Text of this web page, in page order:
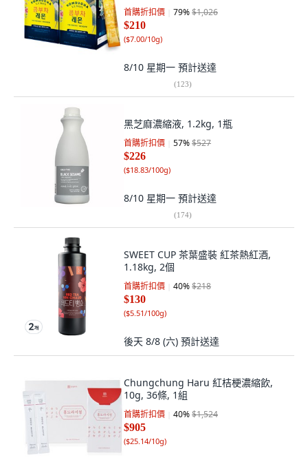
首購折扣價 79%$1,026
$210
($7.00/10g)
8/10 星期一 預計送達
(123)
黑芝麻濃縮液, 1.2kg, 1瓶
首購折扣價 57%$527
$226
($18.83/100g)
8/10 星期一 預計送達
(174)
SWEET CUP 茶葉盛裝 紅茶熱紅酒,
1.18kg, 2個
首購折扣價 40%$218
$130
($5.51/100g)
後天 8/8 (六) 預計送達
Chungchung Haru 紅桔梗濃縮飲,
10g, 36條, 1組
首購折扣價 40%$1,524
$905
($25.14/10g)